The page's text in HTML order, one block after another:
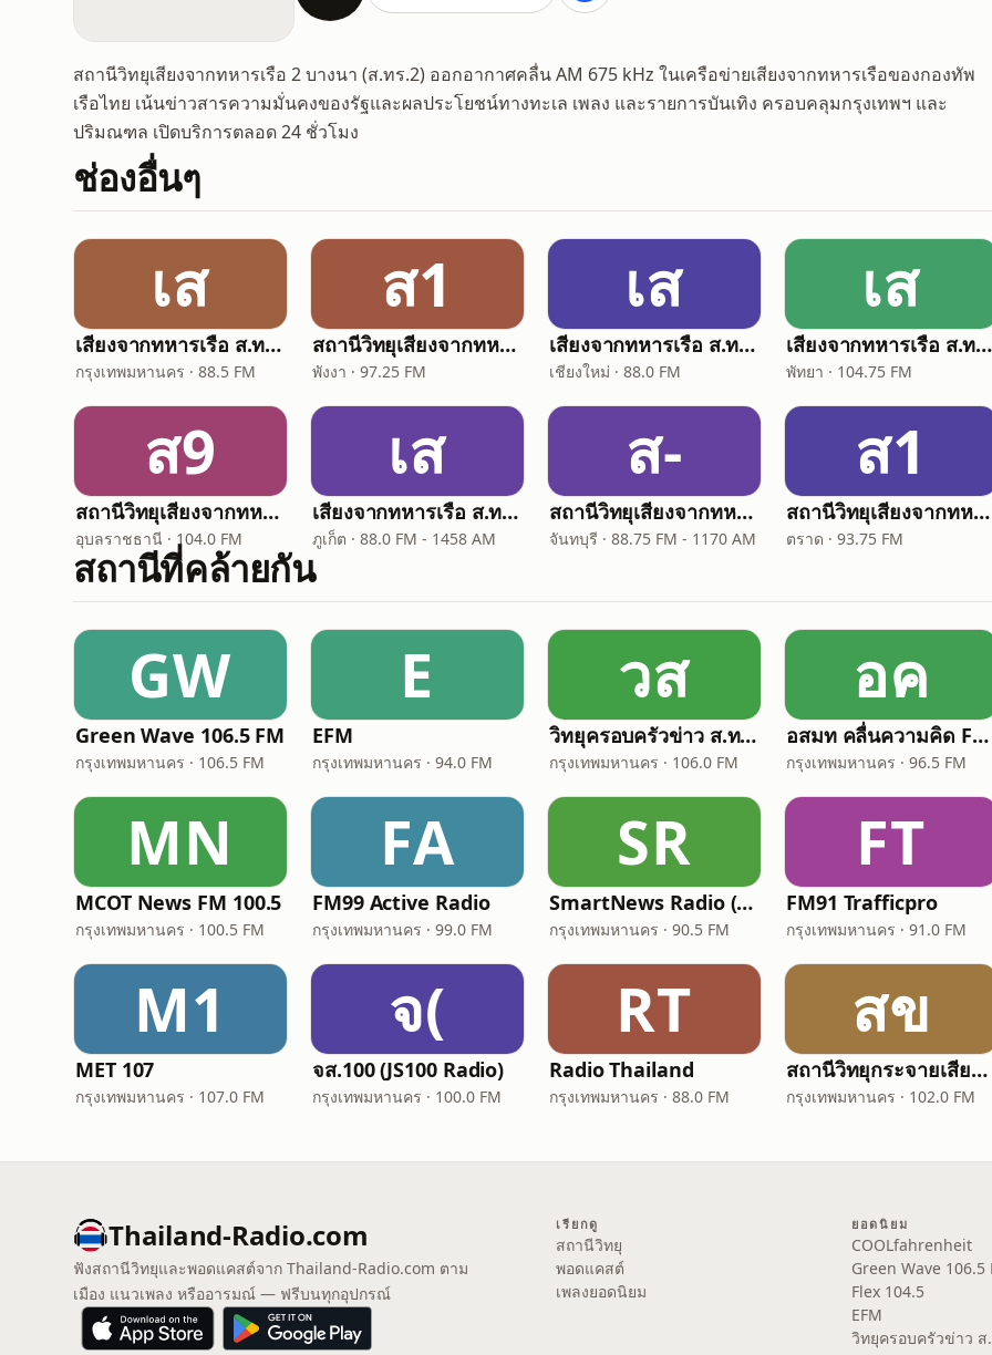
สถานีวิทยุเสียงจากทหารเรือ 2 บางนา (ส.ทร.2) ออกอากาศคลื่น AM 675 kHz ในเครือข่ายเสียงจากทหารเรือของกองทัพ
เรือไทย เน้นข่าวสารความมั่นคงของรัฐและผลประโยชน์ทางทะเล เพลง และรายการบันเทิง ครอบคลุมกรุงเทพฯ และ
ปริมณฑล เปิดบริการตลอด 24 ชั่วโมง
ช่องอื่นๆ
เส
เสียงจากทหารเรือ ส.ทร.1 - Voice of Navy
กรุงเทพมหานคร · 88.5 FM
ส1
สถานีวิทยุเสียงจากทหารเรือ 14 - Voice of Navy
พังงา · 97.25 FM
เส
เสียงจากทหารเรือ ส.ทร.11 - Voice of Navy
เชียงใหม่ · 88.0 FM
เส
เสียงจากทหารเรือ ส.ทร.5 - Voice of Navy
พัทยา · 104.75 FM
ส9
สถานีวิทยุเสียงจากทหารเรือ 9 - Voice of Navy
อุบลราชธานี · 104.0 FM
เส
เสียงจากทหารเรือ ส.ทร.3 - Voice of Navy
ภูเก็ต · 88.0 FM - 1458 AM
ส-
สถานีวิทยุเสียงจากทหารเรือ4 - Voice of Navy
จันทบุรี · 88.75 FM - 1170 AM
ส1
สถานีวิทยุเสียงจากทหารเรือ 10 - Voice of Navy
ตราด · 93.75 FM
สถานีที่คล้ายกัน
GW
Green Wave 106.5 FM
กรุงเทพมหานคร · 106.5 FM
E
EFM
กรุงเทพมหานคร · 94.0 FM
วส
วิทยุครอบครัวข่าว ส.ทร. FM 106 MHz
กรุงเทพมหานคร · 106.0 FM
อค
อสมท คลื่นความคิด FM96.5 (Thinking Radio)
กรุงเทพมหานคร · 96.5 FM
MN
MCOT News FM 100.5
กรุงเทพมหานคร · 100.5 FM
FA
FM99 Active Radio
กรุงเทพมหานคร · 99.0 FM
SR
SmartNews Radio (มิติข่าว 90.5)
กรุงเทพมหานคร · 90.5 FM
FT
FM91 Trafficpro
กรุงเทพมหานคร · 91.0 FM
M1
MET 107
กรุงเทพมหานคร · 107.0 FM
จ(
จส.100 (JS100 Radio)
กรุงเทพมหานคร · 100.0 FM
RT
Radio Thailand
กรุงเทพมหานคร · 88.0 FM
สข
สถานีวิทยุกระจายเสียง ขส.ทบ. 102 Radio
กรุงเทพมหานคร · 102.0 FM
Thailand-Radio.com
ฟังสถานีวิทยุและพอดแคสต์จาก Thailand-Radio.com ตาม
เมือง แนวเพลง หรืออารมณ์ — ฟรีบนทุกอุปกรณ์
เรียกดู
สถานีวิทยุ
พอดแคสต์
เพลงยอดนิยม
ยอดนิยม
COOLfahrenheit
Green Wave 106.5
Flex 104.5
EFM
วิทยุครอบครัวข่าว ส